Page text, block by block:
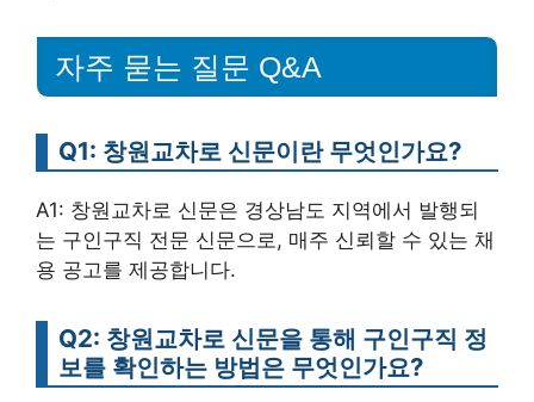
자주 묻는 질문 Q&A
Q1: 창원교차로 신문이란 무엇인가요?
A1: 창원교차로 신문은 경상남도 지역에서 발행되
는 구인구직 전문 신문으로, 매주 신뢰할 수 있는 채
용 공고를 제공합니다.
Q2: 창원교차로 신문을 통해 구인구직 정
보를 확인하는 방법은 무엇인가요?